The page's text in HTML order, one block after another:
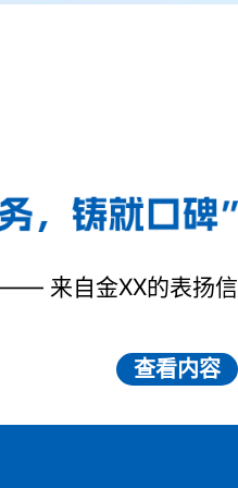
来自金XX的表扬信
查看内容